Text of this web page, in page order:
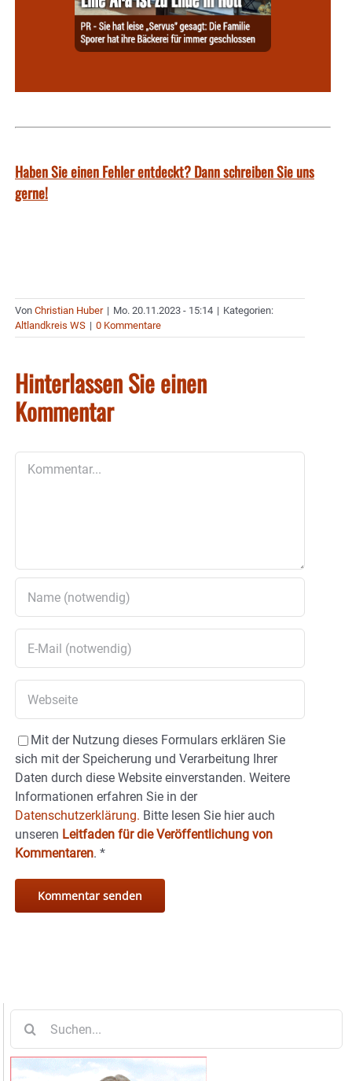
Haben Sie einen Fehler entdeckt? Dann schreiben Sie uns
gerne!
Von Christian Huber | Mo. 20.11.2023 - 15:14 | Kategorien:
Altlandkreis WS | 0 Kommentare
Hinterlassen Sie einen
Kommentar
Mit der Nutzung dieses Formulars erklären Sie
sich mit der Speicherung und Verarbeitung Ihrer
Daten durch diese Website einverstanden. Weitere
Informationen erfahren Sie in der
Datenschutzerklärung. Bitte lesen Sie hier auch
unseren Leitfaden für die Veröffentlichung von
Kommentaren. *
nach: